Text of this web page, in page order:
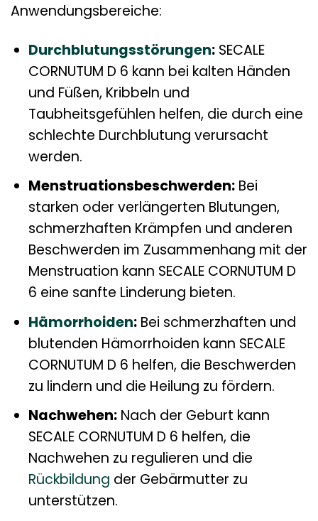
Anwendungsbereiche:
Durchblutungsstörungen:SECALE
CORNUTUM D 6 kann bei kalten Händen
und Füßen, Kribbeln und
Taubheitsgefühlen helfen, die durch eine
schlechte Durchblutung verursacht
werden.
Menstruationsbeschwerden:Bei
starken oder verlängerten Blutungen,
schmerzhaften Krämpfen und anderen
Beschwerden im Zusammenhang mit der
Menstruation kann SECALE CORNUTUM D
6 eine sanfte Linderung bieten.
Hämorrhoiden:Bei schmerzhaften und
blutenden Hämorrhoiden kann SECALE
CORNUTUM D 6 helfen, die Beschwerden
zu lindern und die Heilung zu fördern.
Nachwehen:Nach der Geburt kann
SECALE CORNUTUM D 6 helfen, die
Nachwehen zu regulieren und die
Rückbildung der Gebärmutter zu
unterstützen.